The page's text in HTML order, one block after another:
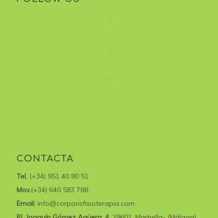
CONTACTA
Tel. (+34) 951 40 80 51
Mov.(+34) 640 583 788
Email: info@corporisfisioterapia.com